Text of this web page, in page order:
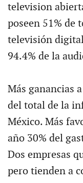
television
poseen 51% de
televisión
94.4% de la
Más ganancias
del total de la
México. Más
año 30% del
Dos empresas
pero tienden a